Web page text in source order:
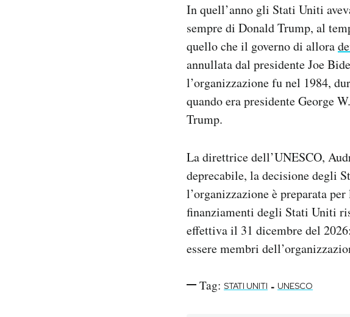
In quell’anno gli Stati Uniti
sempre di Donald Trump, al
quello che il governo di allora
annullata dal presidente Joe
l’organizzazione fu nel 1984,
quando era presidente George
Trump.
La direttrice dell’UNESCO,
deprecabile, la decisione degli
l’organizzazione è preparata
finanziamenti degli Stati Uniti
effettiva il 31 dicembre del
essere membri
Tag: STATI UNITI - UNESCO